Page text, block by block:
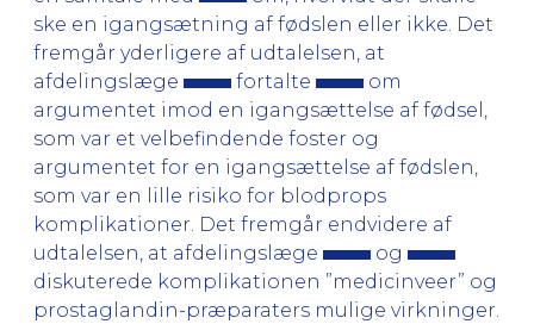
ske en igangsætning af fødslen eller ikke. Det
fremgår yderligere af udtalelsen, at
afdelingslæge
fortalte
om
argumentet imod en igangsættelse af fødsel,
som var et velbefindende foster og
argumentet for en igangsættelse af fødslen,
som var en lille risiko for blodprops
komplikationer. Det fremgår endvidere af
udtalelsen, at afdelingslæge
og
diskuterede komplikationen ”medicinveer” og
prostaglandin-præparaters mulige virkninger.